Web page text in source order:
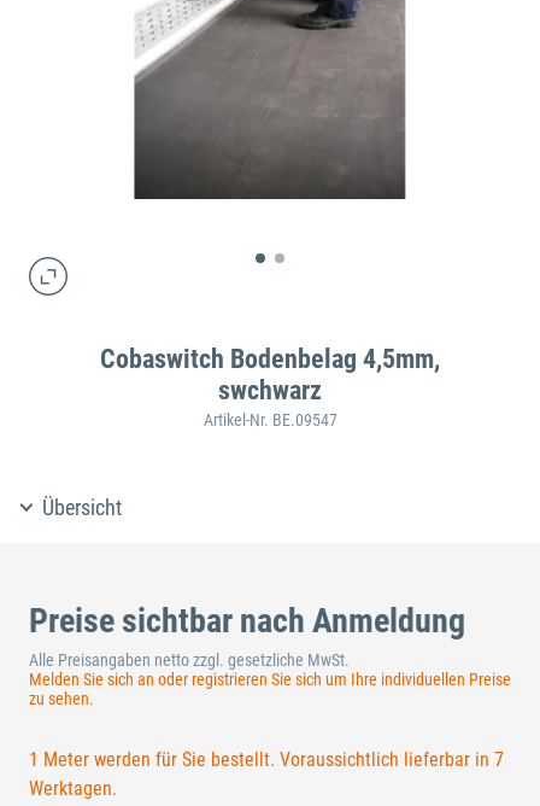
Cobaswitch Bodenbelag 4,5mm,
swchwarz
Artikel-Nr. BE.09547
Übersicht
Preise sichtbar nach Anmeldung
Alle Preisangaben netto zzgl. gesetzliche MwSt.
Melden Sie sich an oder registrieren Sie sich um Ihre individuellen Preise
zu sehen.
1 Meter werden für Sie bestellt. Voraussichtlich lieferbar in 7
Werktagen.